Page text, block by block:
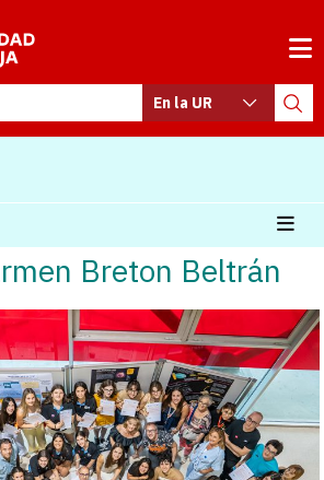
En la UR
Breton Beltrán